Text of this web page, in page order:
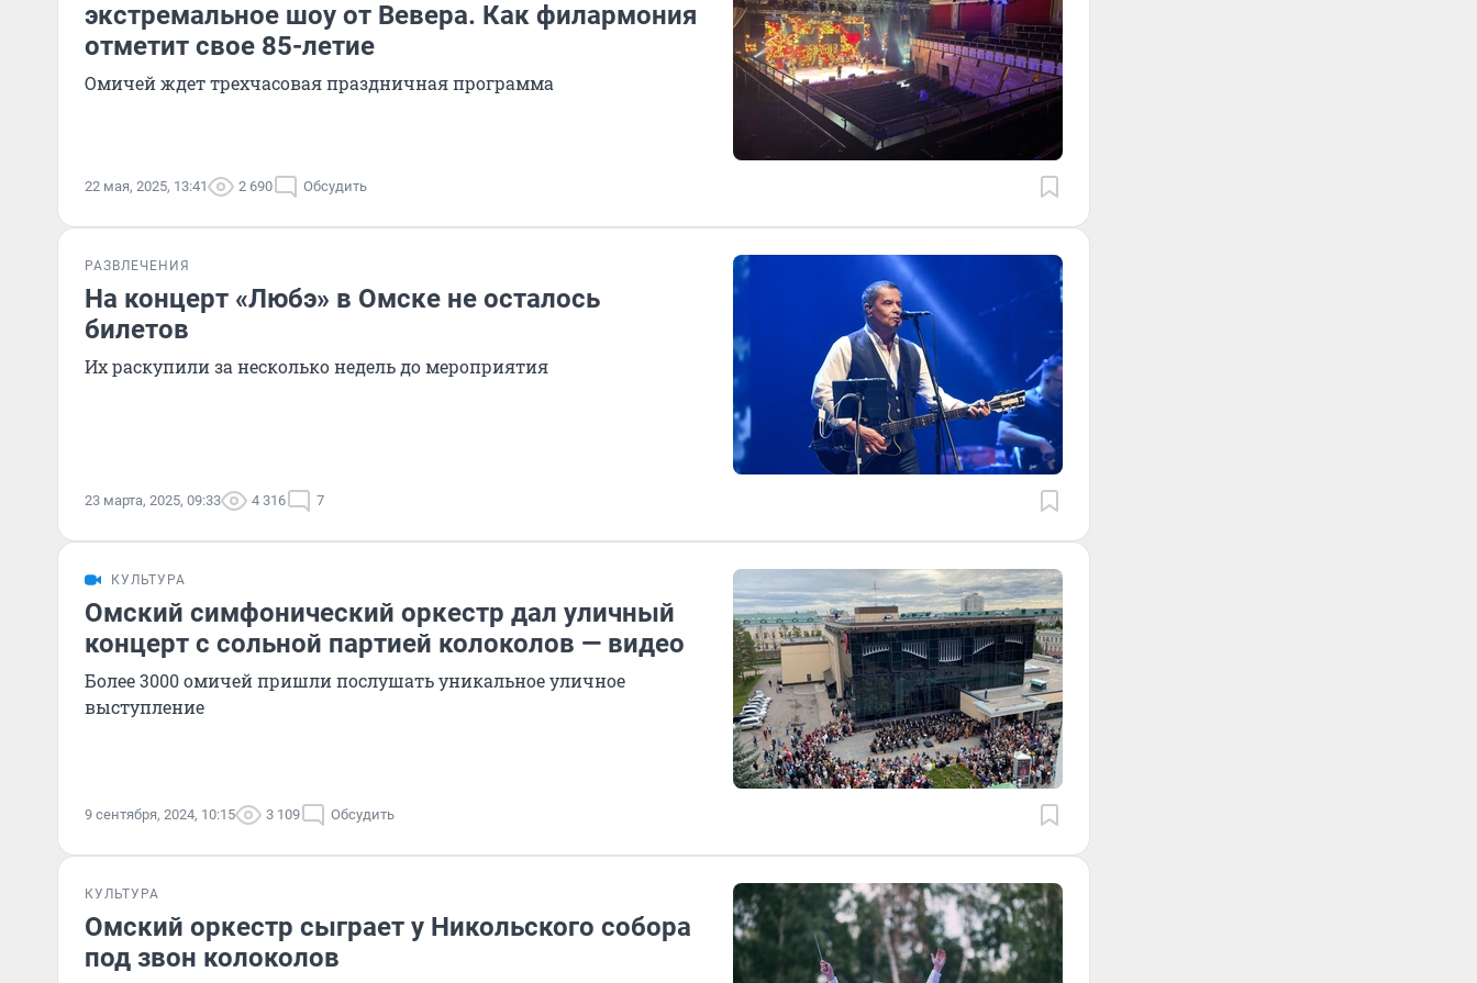
экстремальное шоу от Вевера. Как филармония
отметит свое 85-летие
Омичей ждет трехчасовая праздничная программа
22 мая, 2025, 13:41 2 690 Обсудить
РАЗВЛЕЧЕНИЯ
На концерт «Любэ» в Омске не осталось
билетов
Их раскупили за несколько недель до мероприятия
23 марта, 2025, 09:33 4 316 7
КУЛЬТУРА
Омский симфонический оркестр дал уличный
концерт с сольной партией колоколов — видео
Более 3000 омичей пришли послушать уникальное уличное
выступление
9 сентября, 2024, 10:15 3 109 Обсудить
КУЛЬТУРА
Омский оркестр сыграет у Никольского собора
под звон колоколов